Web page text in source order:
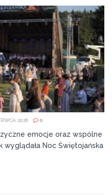
2026 0
emocje oraz wspólne
Noc Świętojańska